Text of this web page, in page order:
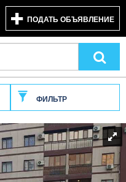
ПОДАТЬ ОБЪЯВЛЕНИЕ
ФИЛЬТР